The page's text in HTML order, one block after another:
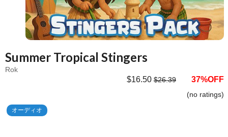
Summer Tropical Stingers
Rok
$16.50 $26.39 37%OFF
(no ratings)
オーディオ